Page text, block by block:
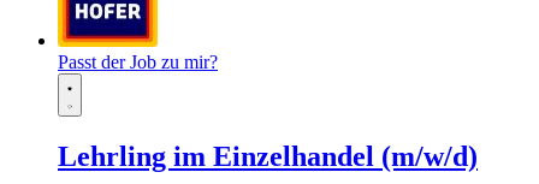
Passt der Job zu mir?
Lehrling im Einzelhandel (m/w/d)